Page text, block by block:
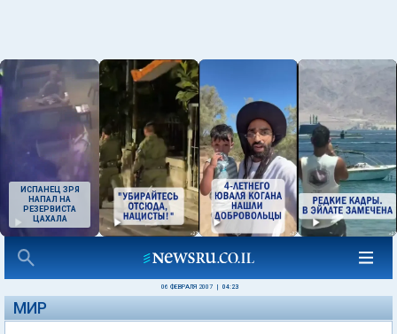
ИСПАНЕЦ ЗРЯ
НАПАЛ НА
РЕЗЕРВИСТА
ЦАХАЛА
06 ФЕВРАЛЯ 2007 04:23
МИР